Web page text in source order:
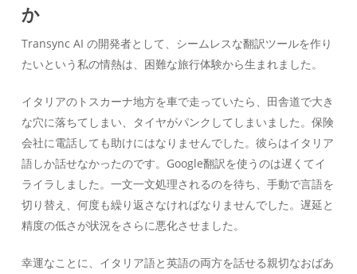
か
Transync AI の開発者として、シームレスな翻訳ツールを作り
たいという私の情熱は、困難な旅行体験から生まれました。
イタリアのトスカーナ地方を車で走っていたら、田舎道で大き
な穴に落ちてしまい、タイヤがパンクしてしまいました。保険
会社に電話しても助けにはなりませんでした。彼らはイタリア
語しか話せなかったのです。Google翻訳を使うのは遅くてイ
ライラしました。一文一文処理されるのを待ち、手動で言語を
切り替え、何度も繰り返さなければなりませんでした。遅延と
精度の低さが状況をさらに悪化させました。
幸運なことに、イタリア語と英語の両方を話せる親切なおばあ